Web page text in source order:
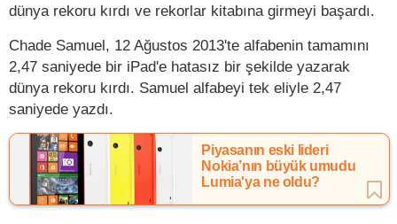
dünya rekoru kırdı ve rekorlar kitabına girmeyi başardı.
Chade Samuel, 12 Ağustos 2013'te alfabenin tamamını
2,47 saniyede bir iPad'e hatasız bir şekilde yazarak
dünya rekoru kırdı. Samuel alfabeyi tek eliyle 2,47
saniyede yazdı.
Piyasanın eski lideri
Nokia’nın büyük umudu
Lumia'ya ne oldu?